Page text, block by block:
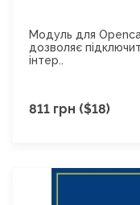
Модуль для
дозволяє
інтер..
811 грн ($18)